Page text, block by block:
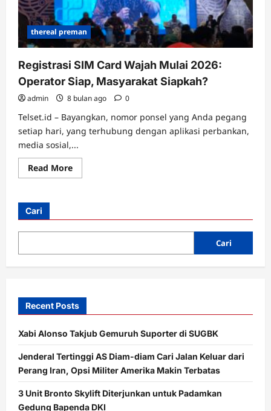
thereal preman
Registrasi SIM Card Wajah Mulai 2026:
Operator Siap, Masyarakat Siapkah?
admin 8 bulan ago 0
Telset.id – Bayangkan, nomor ponsel yang Anda pegang
setiap hari, yang terhubung dengan aplikasi perbankan,
media sosial,...
Read MoreRead
more
Wajah
2026:
Siap,
Siapkah?
Cari
Cari
Recent Posts
Xabi Alonso Takjub Gemuruh Suporter di SUGBK
Jenderal Tertinggi AS Diam-diam Cari Jalan Keluar dari
Perang Iran, Opsi Militer Amerika Makin Terbatas
3 Unit Bronto Skylift Diterjunkan untuk Padamkan
Gedung Bapenda DKI